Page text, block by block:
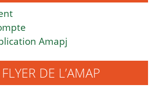
Amapj
DE L’AMAP